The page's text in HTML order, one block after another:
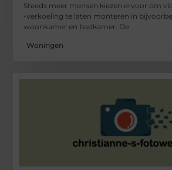
Steeds meer mensen kiezen ervoor om
-verkoeling te laten monteren in
woonkamer en badkamer. De
Woningen